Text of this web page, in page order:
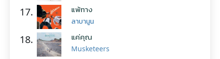
17. แพ้ทาง
ลาบานูน
18. แค่คุณ
Musketeers